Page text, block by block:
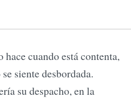
cuando está contenta,
siente desbordada.
su despacho, en la